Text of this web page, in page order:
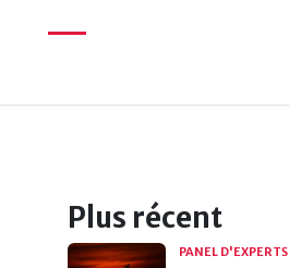
Plus récent
PANEL D'EXPERTS